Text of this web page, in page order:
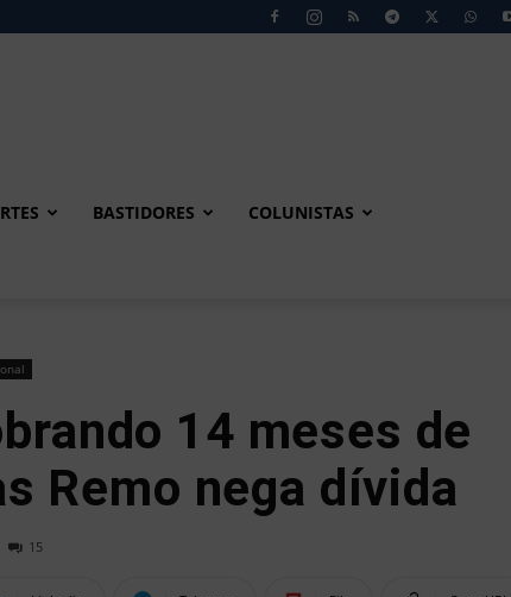
BASTIDORES COLUNISTAS
14 meses de
Remo nega dívida
15